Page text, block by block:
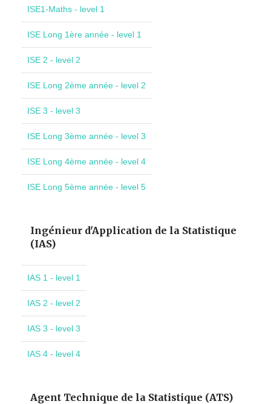
ISE1-Maths - level 1
ISE Long 1ère année - level 1
ISE 2 - level 2
ISE Long 2ème année - level 2
ISE 3 - level 3
ISE Long 3ème année - level 3
ISE Long 4ème année - level 4
ISE Long 5ème année - level 5
Ingénieur d'Application de la Statistique
(IAS)
IAS 1 - level 1
IAS 2 - level 2
IAS 3 - level 3
IAS 4 - level 4
Agent Technique de la Statistique (ATS)